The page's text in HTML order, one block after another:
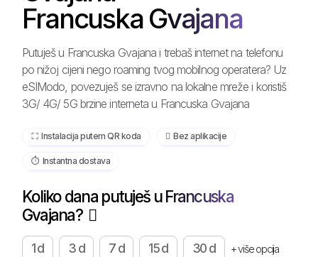
Francuska Gvajana
Putuješ u Francuska Gvajana i trebaš internet na telefonu
po nižoj cijeni nego roaming tvog mobilnog operatera? Uz
eSIModo, povezuješ se izravno na lokalne mreže i koristiš
3G/ 4G/ 5G brzine interneta u Francuska Gvajana
⛶️️ Instalacija putem QR koda ️ Bez aplikacije
⏱️️ Instantna dostava
Koliko dana putuješ u Francuska
Gvajana?
1 d 3 d 7 d 15 d 30 d + više opcija